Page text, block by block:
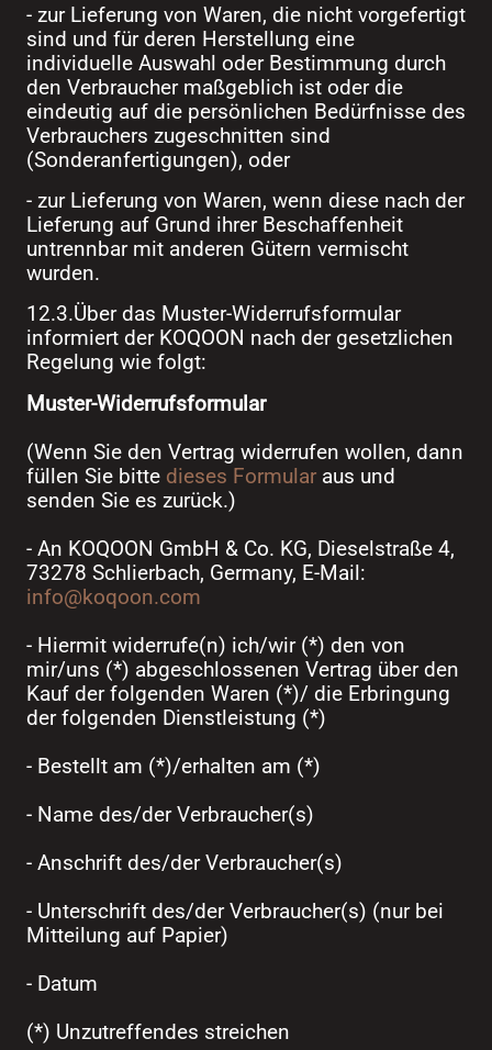
- zur Lieferung von Waren, die nicht vorgefertigt
sind und für deren Herstellung eine
individuelle Auswahl oder Bestimmung durch
den Verbraucher maßgeblich ist oder die
eindeutig auf die persönlichen Bedürfnisse des
Verbrauchers zugeschnitten sind
(Sonderanfertigungen), oder
- zur Lieferung von Waren, wenn diese nach der
Lieferung auf Grund ihrer Beschaffenheit
untrennbar mit anderen Gütern vermischt
wurden.
12.3.Über das Muster-Widerrufsformular
informiert der KOQOON nach der gesetzlichen
Regelung wie folgt:
Muster-Widerrufsformular
(Wenn Sie den Vertrag widerrufen wollen, dann
füllen Sie bitte dieses Formularaus und
senden Sie es zurück.)
- An KOQOON GmbH & Co. KG, Dieselstraße 4,
73278 Schlierbach, Germany, E-Mail:
info@koqoon.com
- Hiermit widerrufe(n) ich/wir (*) den von
mir/uns (*) abgeschlossenen Vertrag über den
Kauf der folgenden Waren (*)/ die Erbringung
der folgenden Dienstleistung (*)
- Bestellt am (*)/erhalten am (*)
- Name des/der Verbraucher(s)
- Anschrift des/der Verbraucher(s)
- Unterschrift des/der Verbraucher(s) (nur bei
Mitteilung auf Papier)
- Datum
(*) Unzutreffendes streichen